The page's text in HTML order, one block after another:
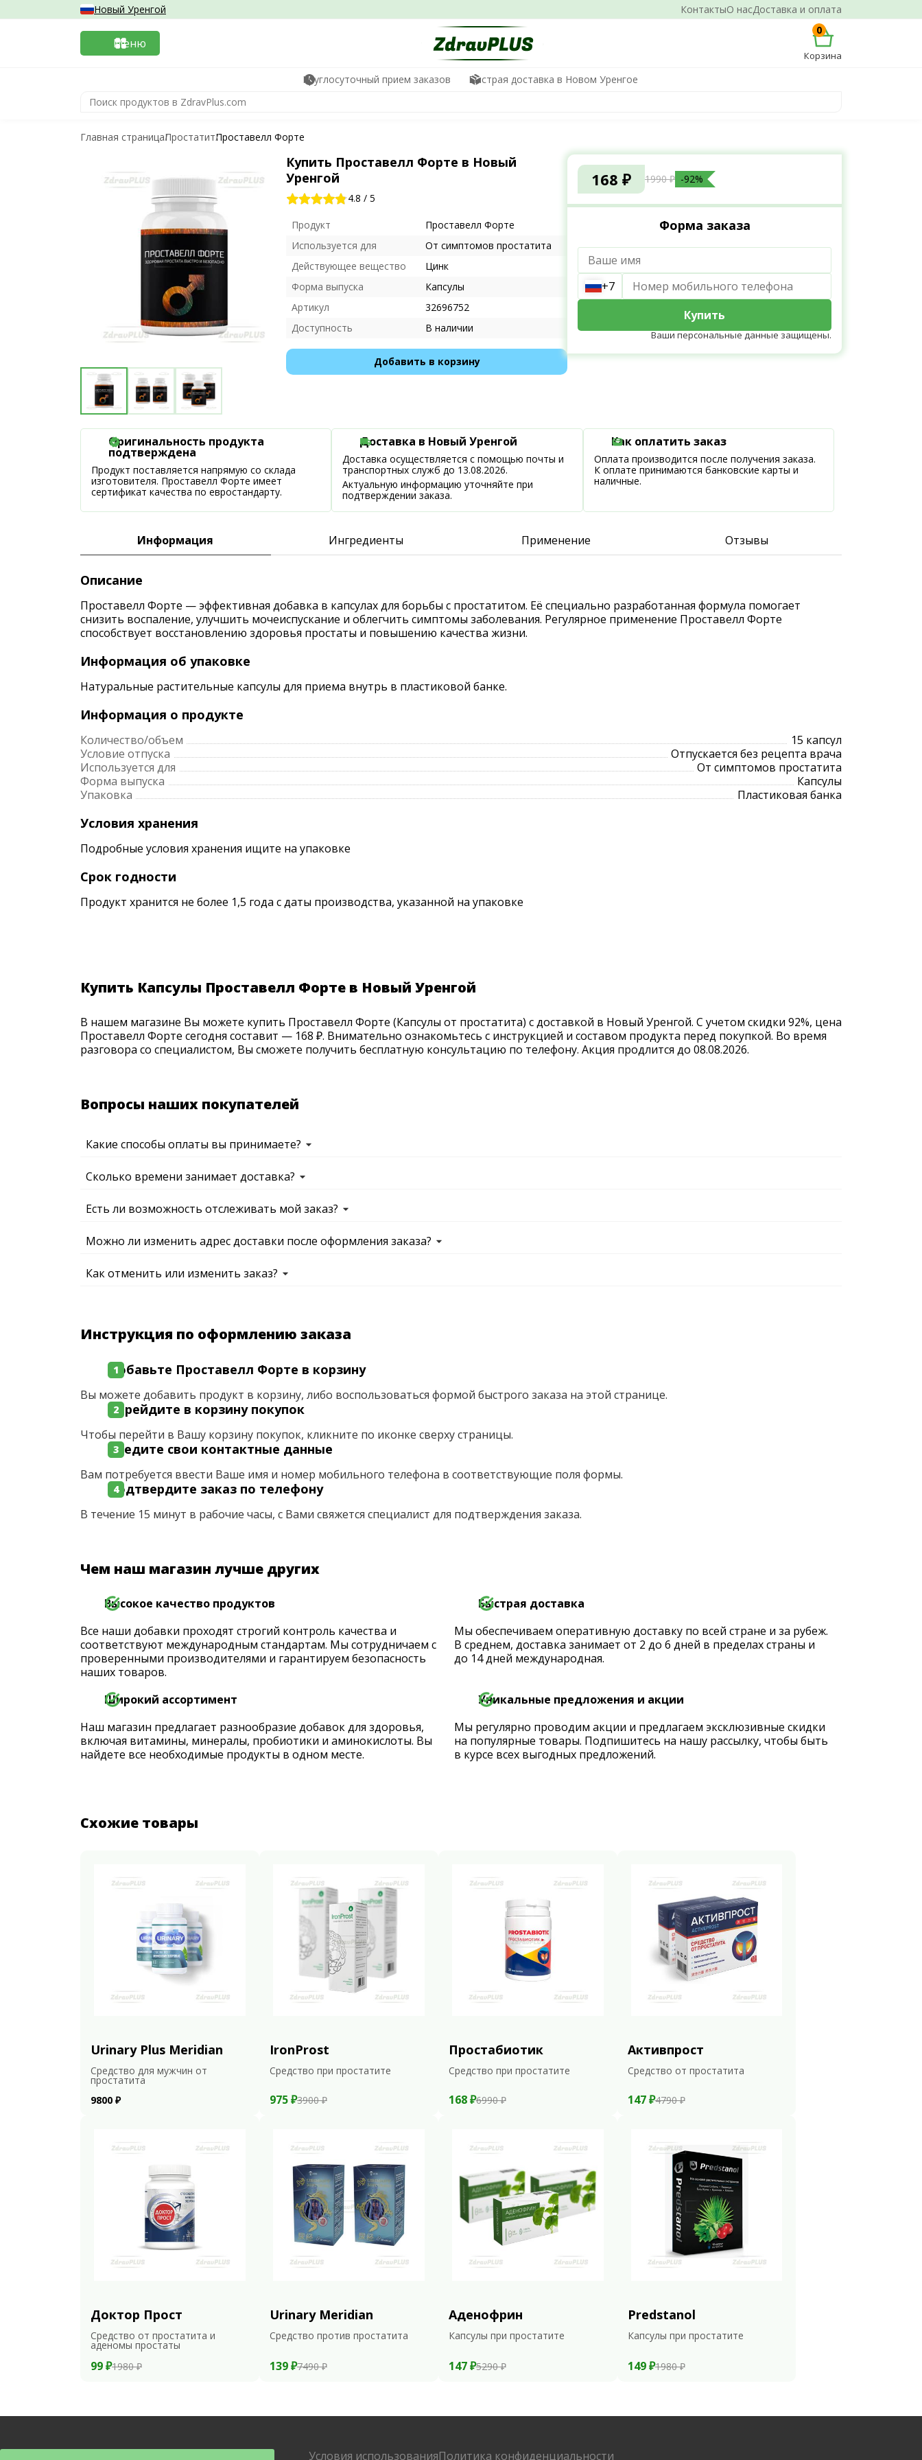
КонтактыО насДоставка и оплата
Новый Уренгой
Меню
0
Корзина
Круглосуточный прием заказов Быстрая доставка в Новом Уренгое
Главная страницаПростатитПроставелл Форте
Купить Проставелл Форте в Новый
Уренгой
4.8 / 5
Продукт
Проставелл Форте
Используется для
От симптомов простатита
Действующее вещество
Цинк
Форма выпуска
Капсулы
Артикул
32696752
Доступность
В наличии
Добавить в корзину
168 ₽ 1990 ₽ -92%
Форма заказа
+7
Купить
Ваши персональные данные защищены.
Оригинальность продукта
подтверждена
Продукт поставляется напрямую со склада
изготовителя. Проставелл Форте имеет
сертификат качества по евростандарту.
Доставка в Новый Уренгой
Доставка осуществляется с помощью почты и
транспортных служб до 13.08.2026.
Актуальную информацию уточняйте при
подтверждении заказа.
Как оплатить заказ
Оплата производится после получения заказа.
К оплате принимаются банковские карты и
наличные.
Информация Ингредиенты Применение Отзывы
Описание
Проставелл Форте — эффективная добавка в капсулах для борьбы с простатитом. Её специально разработанная формула помогает
снизить воспаление, улучшить мочеиспускание и облегчить симптомы заболевания. Регулярное применение Проставелл Форте
способствует восстановлению здоровья простаты и повышению качества жизни.
Информация об упаковке
Натуральные растительные капсулы для приема внутрь в пластиковой банке.
Информация о продукте
Количество/объем
15 капсул
Условие отпуска
Отпускается без рецепта врача
Используется для
От симптомов простатита
Форма выпуска
Капсулы
Упаковка
Пластиковая банка
Условия хранения
Подробные условия хранения ищите на упаковке
Срок годности
Продукт хранится не более 1,5 года с даты производства, указанной на упаковке
Купить Капсулы Проставелл Форте в Новый Уренгой
В нашем магазине Вы можете купить Проставелл Форте (Капсулы от простатита) с доставкой в Новый Уренгой. С учетом скидки 92%, цена
Проставелл Форте сегодня составит — 168 ₽. Внимательно ознакомьтесь с инструкцией и составом продукта перед покупкой. Во время
разговора со специалистом, Вы сможете получить бесплатную консультацию по телефону. Акция продлится до 08.08.2026.
Вопросы наших покупателей
Какие способы оплаты вы принимаете?
Сколько времени занимает доставка?
Есть ли возможность отслеживать мой заказ?
Можно ли изменить адрес доставки после оформления заказа?
Как отменить или изменить заказ?
Инструкция по оформлению заказа
Добавьте Проставелл Форте в корзину
Вы можете добавить продукт в корзину, либо воспользоваться формой быстрого заказа на этой странице.
Перейдите в корзину покупок
Чтобы перейти в Вашу корзину покупок, кликните по иконке сверху страницы.
Введите свои контактные данные
Вам потребуется ввести Ваше имя и номер мобильного телефона в соответствующие поля формы.
Подтвердите заказ по телефону
В течение 15 минут в рабочие часы, с Вами свяжется специалист для подтверждения заказа.
Чем наш магазин лучше других
Высокое качество продуктов
Все наши добавки проходят строгий контроль качества и
соответствуют международным стандартам. Мы сотрудничаем с
проверенными производителями и гарантируем безопасность
наших товаров.
Быстрая доставка
Мы обеспечиваем оперативную доставку по всей стране и за рубеж.
В среднем, доставка занимает от 2 до 6 дней в пределах страны и
до 14 дней международная.
Широкий ассортимент
Наш магазин предлагает разнообразие добавок для здоровья,
включая витамины, минералы, пробиотики и аминокислоты. Вы
найдете все необходимые продукты в одном месте.
Уникальные предложения и акции
Мы регулярно проводим акции и предлагаем эксклюзивные скидки
на популярные товары. Подпишитесь на нашу рассылку, чтобы быть
в курсе всех выгодных предложений.
Схожие товары
Urinary Plus Meridian
Средство для мужчин от
простатита
9800 ₽
IronProst
Средство при простатите
975 ₽3900 ₽
Простабиотик
Средство при простатите
168 ₽6990 ₽
Активпрост
Средство от простатита
147 ₽4790 ₽
Доктор Прост
Средство от простатита и
аденомы простаты
99 ₽1980 ₽
Urinary Meridian
Средство против простатита
139 ₽7490 ₽
Аденофрин
Капсулы при простатите
147 ₽5290 ₽
Predstanol
Капсулы при простатите
149 ₽1980 ₽
Условия использованияПолитика конфиденциальности